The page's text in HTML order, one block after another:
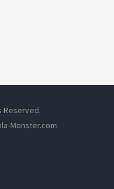
Reserved.
Monster.com